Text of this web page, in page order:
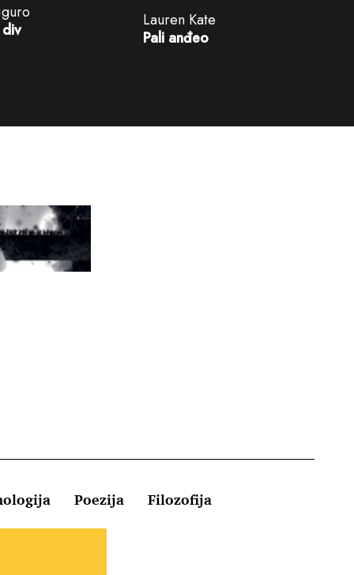
Lauren Kate
Pali anđeo
Poezija Filozofija